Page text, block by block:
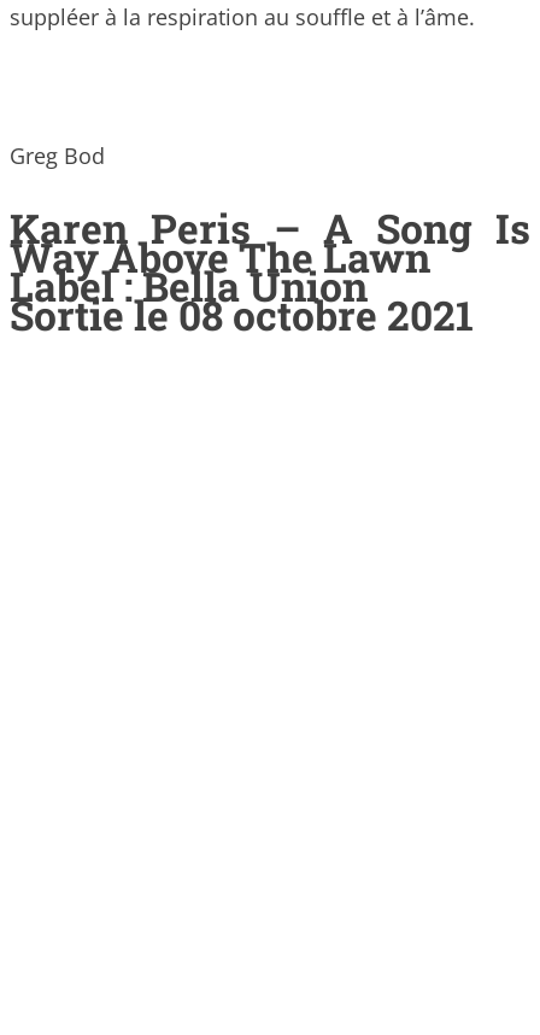
suppléer à la respiration au souffle et à l’âme.
Greg Bod
Karen Peris – A Song Is
Way Above The Lawn
Label : Bella Union
Sortie le 08 octobre 2021